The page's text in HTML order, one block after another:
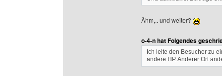
Ähm,.. und weiter?
o-4-n hat Folgendes
Ich leite den Besucher zu
andere HP. Anderer Ort